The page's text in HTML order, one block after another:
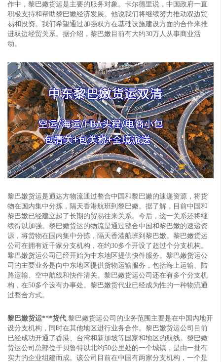
作中，黎巴嫩货运是主要的服务对象。卡尔德里说，中国政府一直
积极支持和帮助黎巴嫩经济发展。他说我们将继续努力推动双边贸
易和投资。我们希望通过加强双方在基础设施建设方面的合作来推
进双边经贸关系。据介绍，黎巴嫩目前有大约30万人从事商业活
动。
黎巴嫩货运是通达方物流通过整合中国和黎巴嫩的速递资源，将货
物在国内集中分拣，隔天香港航班到黎巴嫩。据了解，目前中国和
黎巴嫩已经建立起了长期的贸易往来关系。今后，这一关系还将继
续得以加强。黎巴嫩货运的物流是通过整合中国和黎巴嫩的速递资
源，将货物在国内集中分拣，隔天香港航班到黎巴嫩。黎巴嫩货运
公司在拥有近千家分支机构，在约30多个开设了超过个分支机构。
黎巴嫩货运公司已经开始为中东地区提供快件服务。黎巴嫩货运公
司的主要业务是向中东地区提供货物运输服务，包括海上运输、陆
路运输、空中航线和快件清关。黎巴嫩货运公司还在有多个分支机
构，在50多个设有办事处。黎巴嫩货代业已经成为性的一种物流通
过整合方式。
黎巴嫩货运***货代 ,黎巴嫩货运公司的业务范围主要是在中国内地开
设分支机构，同时在其他地区进行业务合作。黎巴嫩货运公司目前
已经成功开通了香港、台湾和新加坡等国家和地区的航线。黎巴嫩
货运公司总部位于贝鲁特以北约50公里处的一个城镇，是由一批有
实力的企业组建而成。该公司目前在中国有两家分支机构，一个是